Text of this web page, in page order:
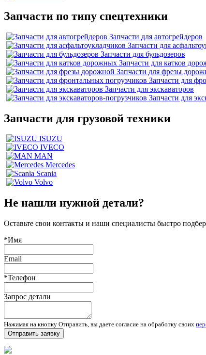
Запчасти по типу спецтехники
Запчасти для автогрейдеров
Запчасти для
Запчасти для бульдозеров
Запчасти для катков
Запчасти для фрезы
Запчасти для
Запчасти для экскаваторов
Запчасти для
Запчасти для грузовой техники
ISUZU
IVECO
MAN
Mercedes
Scania
Volvo
Не нашли нужной детали?
Оставьте свои контакты и наши специалисты быстро
*Имя
Email
*Телефон
Запрос детали
Нажимая на кнопку Отправить, вы даете согласие на обработку своих
Отправить заявку